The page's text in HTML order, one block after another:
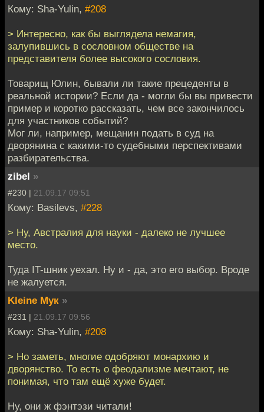
Кому: Sha-Yulin, #208
> Интересно, как бы выглядела немагия,
залупившись в сословном обществе на
представителя более высокого сословия.
Товарищ Юлин, бывали ли такие прецеденты в
реальной истории? Если да - могли бы вы привести
пример и коротко рассказать, чем все закончилось
для участников событий?
Мог ли, например, мещанин подать в суд на
дворянина с какими-то судебными перспективами
разбирательства.
zibel »
#230 | 21.09.17 09:51
Кому: Basilevs, #228
> Ну, Австралия для науки - далеко не лучшее
место.
Туда IT-шник уехал. Ну и - да, это его выбор. Вроде
не жалуется.
Kleine Мук »
#231 | 21.09.17 09:56
Кому: Sha-Yulin, #208
> Но заметь, многие одобряют монархию и
дворянство. То есть о феодализме мечтают, не
понимая, что там ещё хуже будет.
Ну, они ж фэнтэзи читали!